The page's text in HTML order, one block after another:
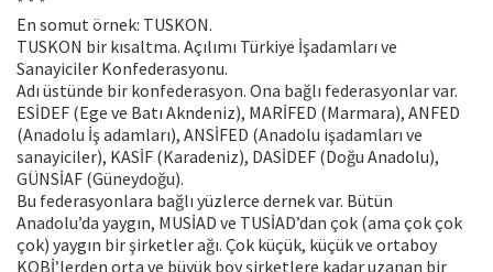
En somut örnek: TUSKON.
TUSKON bir kısaltma. Açılımı Türkiye İşadamları ve
Sanayiciler Konfederasyonu.
Adı üstünde bir konfederasyon. Ona bağlı federasyonlar var.
ESİDEF (Ege ve Batı Akndeniz), MARİFED (Marmara), ANFED
(Anadolu İş adamları), ANSİFED (Anadolu işadamları ve
sanayiciler), KASİF (Karadeniz), DASİDEF (Doğu Anadolu),
GÜNSİAF (Güneydoğu).
Bu federasyonlara bağlı yüzlerce dernek var. Bütün
Anadolu’da yaygın, MUSİAD ve TUSİAD’dan çok (ama çok çok
çok) yaygın bir şirketler ağı. Çok küçük, küçük ve ortaboy
KOBİ’lerden orta ve büyük boy şirketlere kadar uzanan bir